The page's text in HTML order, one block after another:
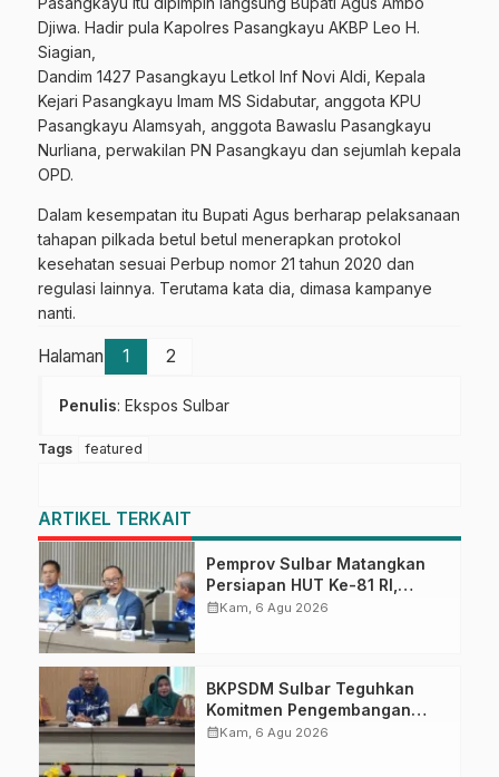
Djiwa. Hadir pula Kapolres Pasangkayu AKBP Leo H.
Siagian,
Dandim 1427 Pasangkayu Letkol Inf Novi Aldi, Kepala
Kejari Pasangkayu Imam MS Sidabutar, anggota KPU
Pasangkayu Alamsyah, anggota Bawaslu Pasangkayu
Nurliana, perwakilan PN Pasangkayu dan sejumlah kepala
OPD.
Dalam kesempatan itu Bupati Agus berharap pelaksanaan
tahapan pilkada betul betul menerapkan protokol
kesehatan sesuai Perbup nomor 21 tahun 2020 dan
regulasi lainnya. Terutama kata dia, dimasa kampanye
nanti.
Halaman 1 2
Penulis: Ekspos Sulbar
Tags featured
ARTIKEL TERKAIT
Pemprov Sulbar Matangkan
Persiapan HUT Ke-81 RI,
Puncak Upacara di Lapangan
calendar_monthKam, 6 Agu 2026
BKPSDM Sulbar Teguhkan
Komitmen Pengembangan
Kompetensi ASN melalui
calendar_monthKam, 6 Agu 2026